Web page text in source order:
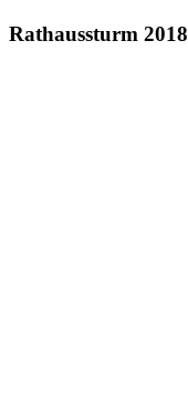
Rathaussturm 2018